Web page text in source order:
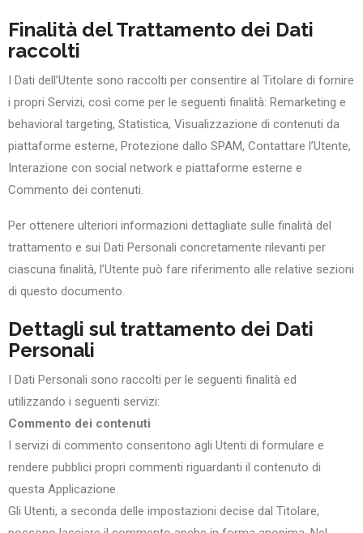
Finalità del Trattamento dei Dati
raccolti
I Dati dell’Utente sono raccolti per consentire al Titolare di fornire
i propri Servizi, così come per le seguenti finalità: Remarketing e
behavioral targeting, Statistica, Visualizzazione di contenuti da
piattaforme esterne, Protezione dallo SPAM, Contattare l’Utente,
Interazione con social network e piattaforme esterne e
Commento dei contenuti.
Per ottenere ulteriori informazioni dettagliate sulle finalità del
trattamento e sui Dati Personali concretamente rilevanti per
ciascuna finalità, l’Utente può fare riferimento alle relative sezioni
di questo documento.
Dettagli sul trattamento dei Dati
Personali
I Dati Personali sono raccolti per le seguenti finalità ed
utilizzando i seguenti servizi:
Commento dei contenuti
I servizi di commento consentono agli Utenti di formulare e
rendere pubblici propri commenti riguardanti il contenuto di
questa Applicazione.
Gli Utenti, a seconda delle impostazioni decise dal Titolare,